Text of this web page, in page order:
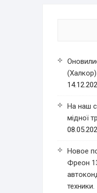
(Халкор)
На наш
мідної
Новое
Фреон
техники.